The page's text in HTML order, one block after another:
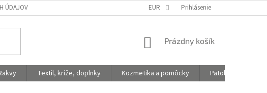
ÚDAJOV EUR Prihlásenie
NÁKUPNÝ
Prázdny košík
Textil, kríže, doplnky Kozmetika a pomôcky
Patologické vaky